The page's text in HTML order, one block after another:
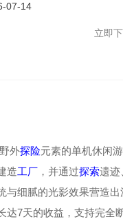
07-14
立即
外探险元素的单机休闲
造工厂 ，并通过探索遗迹
与细腻的光影效果营造
7天的收益，支持完全